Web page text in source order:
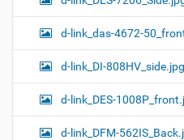
d-link_das-4672-
d-link_DI-808HV_side.jpg
d-link_DES-
d-link_DFM-